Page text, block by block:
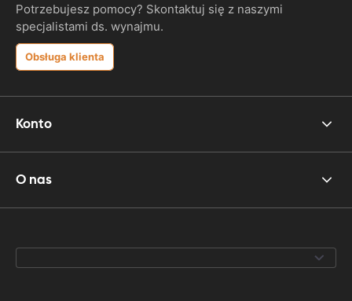
Potrzebujesz pomocy? Skontaktuj się z naszymi
specjalistami ds. wynajmu.
Obsługa klienta
Konto
O nas